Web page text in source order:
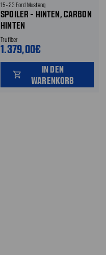
15-23 Ford Mustang
SPOILER - HINTEN, CARBON
HINTEN
Trufiber
1.379,00€
shopping_cart
IN DEN
WARENKORB